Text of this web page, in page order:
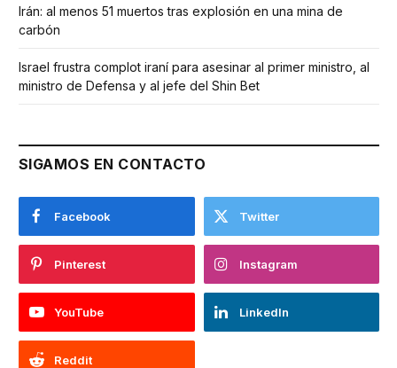
Irán: al menos 51 muertos tras explosión en una mina de
carbón
Israel frustra complot iraní para asesinar al primer ministro, al
ministro de Defensa y al jefe del Shin Bet
SIGAMOS EN CONTACTO
Facebook Twitter
Pinterest Instagram
YouTube LinkedIn
Reddit